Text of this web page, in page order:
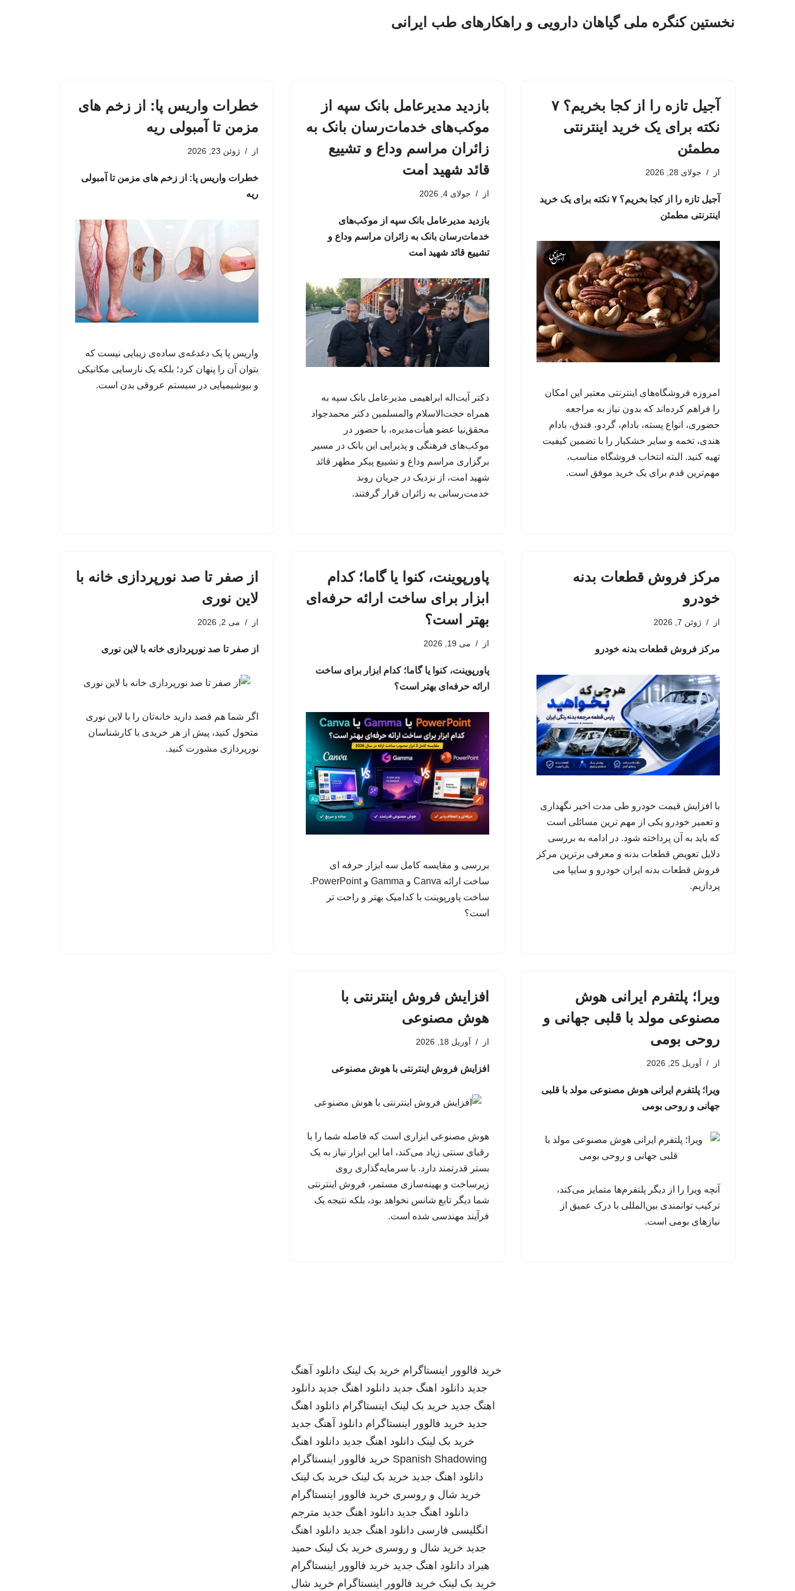
نخستین کنگره ملی گیاهان دارویی و راهکارهای طب ایرانی
آجیل تازه را از کجا بخریم؟ ۷
نکته برای یک خرید اینترنتی
مطمئن
از جولای 28, 2026
آجیل تازه را از کجا بخریم؟ ۷ نکته برای یک خرید
اینترنتی مطمئن
امروزه فروشگاه‌های اینترنتی معتبر این امکان
را فراهم کرده‌اند که بدون نیاز به مراجعه
حضوری، انواع پسته، بادام، گردو، فندق، بادام
هندی، تخمه و سایر خشکبار را با تضمین کیفیت
تهیه کنید. البته انتخاب فروشگاه مناسب،
مهم‌ترین قدم برای یک خرید موفق است.
بازدید مدیرعامل بانک سپه از
موکب‌های خدمات‌رسان بانک به
زائران مراسم وداع و تشییع
قائد شهید امت
از جولای 4, 2026
بازدید مدیرعامل بانک سپه از موکب‌های
خدمات‌رسان بانک به زائران مراسم وداع و
تشییع قائد شهید امت
دکتر آیت‌اله ابراهیمی مدیرعامل بانک سپه به
همراه حجت‌الاسلام والمسلمین دکتر محمدجواد
محقق‌نیا عضو هیأت‌مدیره، با حضور در
موکب‌های فرهنگی و پذیرایی این بانک در مسیر
برگزاری مراسم وداع و تشییع پیکر مطهر قائد
شهید امت، از نزدیک در جریان روند
خدمت‌رسانی به زائران قرار گرفتند.
خطرات واریس پا: از زخم های
مزمن تا آمبولی ریه
از ژوئن 23, 2026
خطرات واریس پا: از زخم های مزمن تا آمبولی
ریه
واریس پا یک دغدغه‌ی ساده‌ی زیبایی نیست که
بتوان آن را پنهان کرد؛ بلکه یک نارسایی مکانیکی
و بیوشیمیایی در سیستم عروقی بدن است.
مرکز فروش قطعات بدنه
خودرو
از ژوئن 7, 2026
مرکز فروش قطعات بدنه خودرو
با افزایش قیمت خودرو طی مدت اخیر نگهداری
و تعمیر خودرو یکی از مهم ترین مسائلی است
که باید به آن پرداخته شود. در ادامه به بررسی
دلایل تعویض قطعات بدنه و معرفی برترین مرکز
فروش قطعات بدنه ایران خودرو و سایپا می
پردازیم.
پاورپوینت، کنوا یا گاما؛ کدام
ابزار برای ساخت ارائه حرفه‌ای
بهتر است؟
از می 19, 2026
پاورپوینت، کنوا یا گاما؛ کدام ابزار برای ساخت
ارائه حرفه‌ای بهتر است؟
بررسی و مقایسه کامل سه ابزار حرفه ای
ساخت ارائه Canva و Gamma و PowerPoint.
ساخت پاورپوینت با کدامیک بهتر و راحت تر
است؟
از صفر تا صد نورپردازی خانه با
لاین نوری
از می 2, 2026
از صفر تا صد نورپردازی خانه با لاین نوری
اگر شما هم قصد دارید خانه‌تان را با لاین نوری
متحول کنید، پیش از هر خریدی با کارشناسان
نورپردازی مشورت کنید.
ویرا؛ پلتفرم ایرانی هوش
مصنوعی مولد با قلبی جهانی و
روحی بومی
از آوریل 25, 2026
ویرا؛ پلتفرم ایرانی هوش مصنوعی مولد با قلبی
جهانی و روحی بومی
آنچه ویرا را از دیگر پلتفرم‌ها متمایز می‌کند،
ترکیب توانمندی بین‌المللی با درک عمیق از
نیازهای بومی است.
افزایش فروش اینترنتی با
هوش مصنوعی
از آوریل 18, 2026
افزایش فروش اینترنتی با هوش مصنوعی
هوش مصنوعی ابزاری است که فاصله شما را با
رقبای سنتی زیاد می‌کند، اما این ابزار نیاز به یک
بستر قدرتمند دارد. با سرمایه‌گذاری روی
زیرساخت و بهینه‌سازی مستمر، فروش اینترنتی
شما دیگر تابع شانس نخواهد بود، بلکه نتیجه یک
فرآیند مهندسی شده است.
خرید فالوور اینستاگرام خرید بک لینک دانلود آهنگ
جدید دانلود اهنگ جدید دانلود اهنگ جدید دانلود
اهنگ جدید خرید بک لینک اینستاگرام دانلود اهنگ
جدید خرید فالوور اینستاگرام دانلود آهنگ جدید
خرید بک لینک دانلود اهنگ جدید دانلود اهنگ
Spanish Shadowing خرید فالوور اینستاگرام
دانلود اهنگ جدید خرید بک لینک خرید بک لینک
خرید شال و روسری خرید فالوور اینستاگرام
دانلود اهنگ جدید دانلود اهنگ جدید مترجم
انگلیسی فارسی دانلود اهنگ جدید دانلود اهنگ
جدید خرید شال و روسری خرید بک لینک حمید
هیراد دانلود اهنگ جدید خرید فالوور اینستاگرام
خرید بک لینک خرید فالوور اینستاگرام خرید شال